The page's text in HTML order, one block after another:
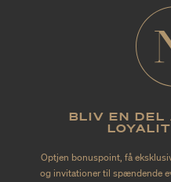
BLIV EN DEL
Optjen bonuspoint, få
og invitationer til spændende